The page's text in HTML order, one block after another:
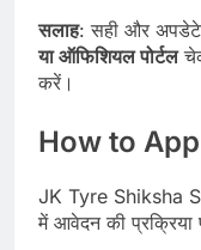
सलाह: सही और
या ऑफिशियल पोर्टल
करें।
How to
JK Tyre Shiksha
में आवेदन की प्रक्रिया